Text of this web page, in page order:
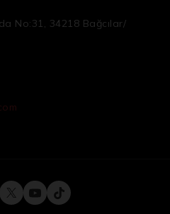
No:31, 34218 Bağcılar/